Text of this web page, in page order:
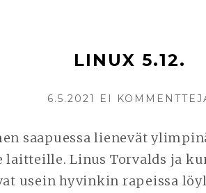
LINUX 5.12.
KIRJOITETTU
6.5.2021 EI
saapuessa lienevät
Linus Torvalds ja
usein hyvinkin rapeissa